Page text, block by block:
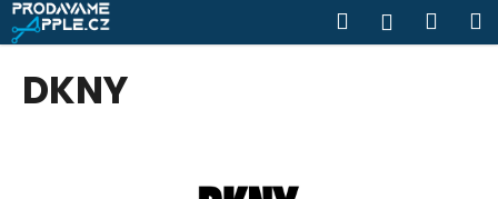
Přejít
na
obsah
Hledat
DKNY
K
o